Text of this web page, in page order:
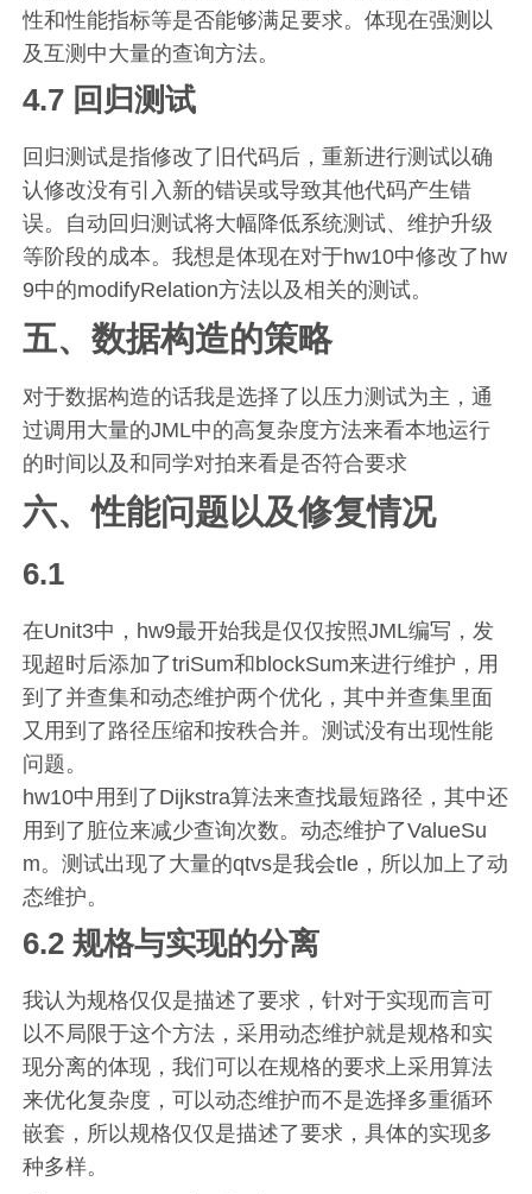
性和性能指标等是否能够满足要求。体现在强测以
及互测中大量的查询方法。
4.7 回归测试
回归测试是指修改了旧代码后，重新进行测试以确
认修改没有引入新的错误或导致其他代码产生错
误。自动回归测试将大幅降低系统测试、维护升级
等阶段的成本。我想是体现在对于hw10中修改了hw
9中的modifyRelation方法以及相关的测试。
五、数据构造的策略
对于数据构造的话我是选择了以压力测试为主，通
过调用大量的JML中的高复杂度方法来看本地运行
的时间以及和同学对拍来看是否符合要求
六、性能问题以及修复情况
6.1
在Unit3中，hw9最开始我是仅仅按照JML编写，发
现超时后添加了triSum和blockSum来进行维护，用
到了并查集和动态维护两个优化，其中并查集里面
又用到了路径压缩和按秩合并。测试没有出现性能
问题。
hw10中用到了Dijkstra算法来查找最短路径，其中还
用到了脏位来减少查询次数。动态维护了ValueSu
m。测试出现了大量的qtvs是我会tle，所以加上了动
态维护。
6.2 规格与实现的分离
我认为规格仅仅是描述了要求，针对于实现而言可
以不局限于这个方法，采用动态维护就是规格和实
现分离的体现，我们可以在规格的要求上采用算法
来优化复杂度，可以动态维护而不是选择多重循环
嵌套，所以规格仅仅是描述了要求，具体的实现多
种多样。